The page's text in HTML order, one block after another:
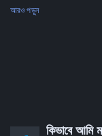
আরও পড়ুন
কিভাবে আমি